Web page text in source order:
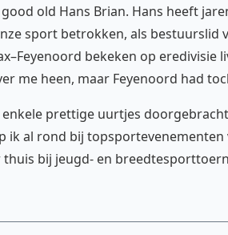
old Hans Brian. Hans heeft
sport betrokken, als bestuurslid
bekeken op eredivisie
me heen, maar Feyenoord had
enkele prettige uurtjes
ik al rond bij
thuis bij jeugd- en